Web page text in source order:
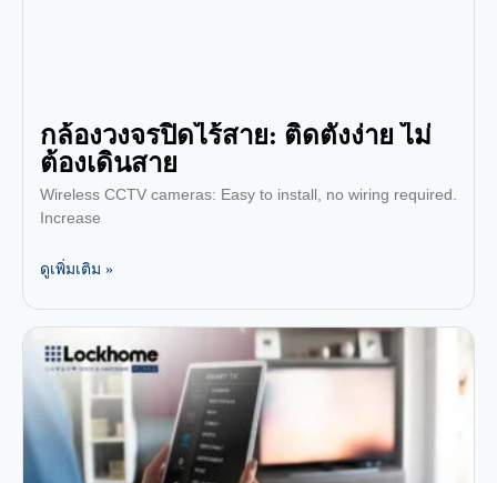
กล้องวงจรปิดไร้สาย: ติดตั้งง่าย ไม่
ต้องเดินสาย
Wireless CCTV cameras: Easy to install, no wiring required.
Increase
ดูเพิ่มเติม »